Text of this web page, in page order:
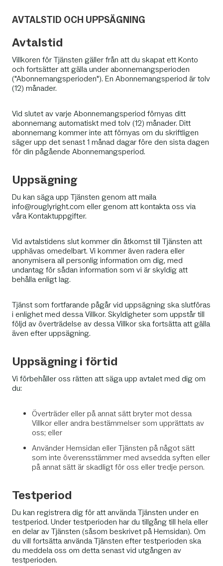
AVTALSTID OCH UPPSÄGNING
Avtalstid
Villkoren för Tjänsten gäller från att du skapat ett Konto
och fortsätter att gälla under abonnemangsperioden
("Abonnemangsperioden"). En Abonnemangsperiod är tolv
(12) månader.
Vid slutet av varje Abonnemangsperiod förnyas ditt
abonnemang automatiskt med tolv (12) månader. Ditt
abonnemang kommer inte att förnyas om du skriftligen
säger upp det senast 1 månad dagar före den sista dagen
för din pågående Abonnemangsperiod.
Uppsägning
Du kan säga upp Tjänsten genom att maila
info@rouglyright.com eller genom att kontakta oss via
våra Kontaktuppgifter.
Vid avtalstidens slut kommer din åtkomst till Tjänsten att
upphävas omedelbart. Vi kommer även radera eller
anonymisera all personlig information om dig, med
undantag för sådan information som vi är skyldig att
behålla enligt lag.
Tjänst som fortfarande pågår vid uppsägning ska slutföras
i enlighet med dessa Villkor. Skyldigheter som uppstår till
följd av överträdelse av dessa Villkor ska fortsätta att gälla
även efter uppsägning.
Uppsägning i förtid
Vi förbehåller oss rätten att säga upp avtalet med dig om
du:
Överträder eller på annat sätt bryter mot dessa
Villkor eller andra bestämmelser som upprättats av
oss; eller
Använder Hemsidan eller Tjänsten på något sätt
som inte överensstämmer med avsedda syften eller
på annat sätt är skadligt för oss eller tredje person.
Testperiod
Du kan registrera dig för att använda Tjänsten under en
testperiod. Under testperioden har du tillgång till hela eller
en delar av Tjänsten (såsom beskrivet på Hemsidan). Om
du vill fortsätta använda Tjänsten efter testperioden ska
du meddela oss om detta senast vid utgången av
testperioden.